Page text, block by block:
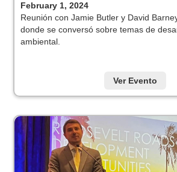
February 1, 2024
Reunión con Jamie Butler y David
donde se conversó sobre temas de
ambiental.
Ver Evento